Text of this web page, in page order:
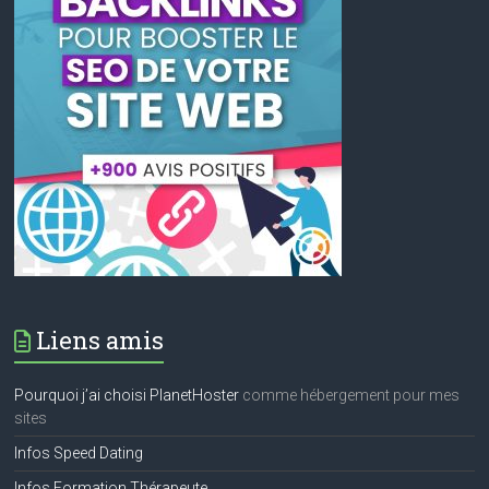
Liens amis
Pourquoi j’ai choisi PlanetHoster comme hébergement pour mes
sites
Infos Speed Dating